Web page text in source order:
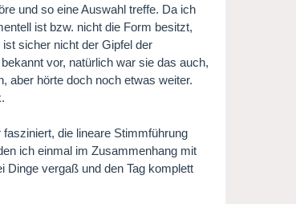
und so eine Auswahl treffe. Da ich
ist bzw. nicht die Form besitzt,
sicher nicht der Gipfel der
vor, natürlich war sie das auch,
aber hörte doch noch etwas weiter.
die lineare Stimmführung
ich einmal im Zusammenhang mit
Dinge vergaß und den Tag komplett